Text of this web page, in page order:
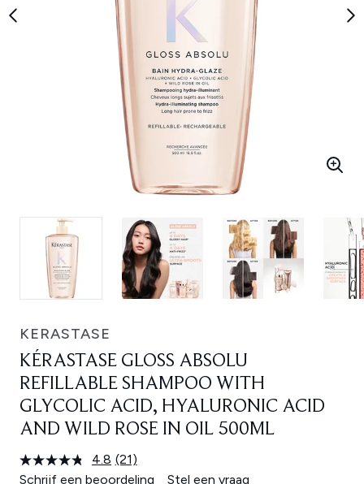
KERASTASE
KÉRASTASE GLOSS ABSOLU
REFILLABLE SHAMPOO WITH
GLYCOLIC ACID, HYALURONIC ACID
AND WILD ROSE IN OIL 500ML
4.8 Lees
21
(21)
Schrijf een beoordeling
Stel een vraag